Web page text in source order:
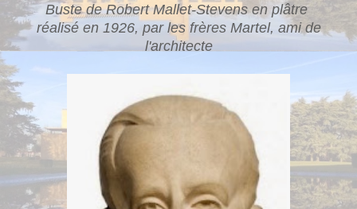
Buste de Robert Mallet-Stevens en plâtre
réalisé en 1926, par les frères Martel, ami de
l'architecte